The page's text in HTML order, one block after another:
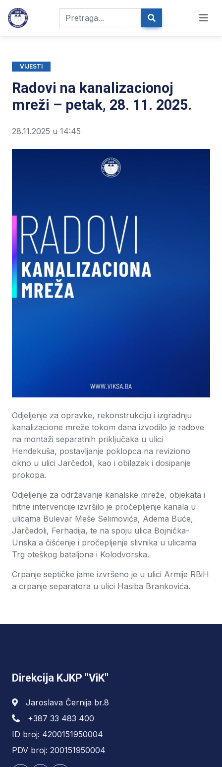
VIJESTI
Radovi na kanalizacionoj
mreži – petak, 28. 11. 2025.
28.11.2025 u 14:45
Odjeljenje za opravke, rekonstrukciju i izgradnju
kanalizacione mreže tokom dana izvodilo je radove
na montaži separatnih priključaka u ulici
Hendekuša, postavljanje poklopca na reviziono
okno u ulici Jarčedoli, kao i obilazak i dosipanje
prokopa.
Odjeljenje za održavanje kanalske mreže, objekata i
hitne intervencije izvršilo je pročepljenje kanala u
ulicama Bulevar Meše Selimovića, Adema Buće,
Jarčedoli, Ferhadija, te na spoju ulica Bojnička-
Unska a čišćenje i pročepljenje slivnika u ulicama
Trg oteškog bataljona i Kolodvorska.
Crpanje septičke jame izvršeno je u ulici Armije RBiH
a crpanje separatora u ulici Hasiba Brankovića.
Direkcija KJKP "ViK"
Jaroslava Černija br.8
+387 33 483 400
ID broj: 4200151950004
PDV broj: 200151950004